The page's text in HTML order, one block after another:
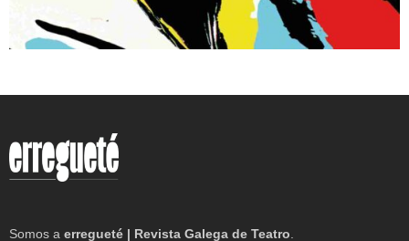
Somos a erregueté | Revista Galega de Teatro.